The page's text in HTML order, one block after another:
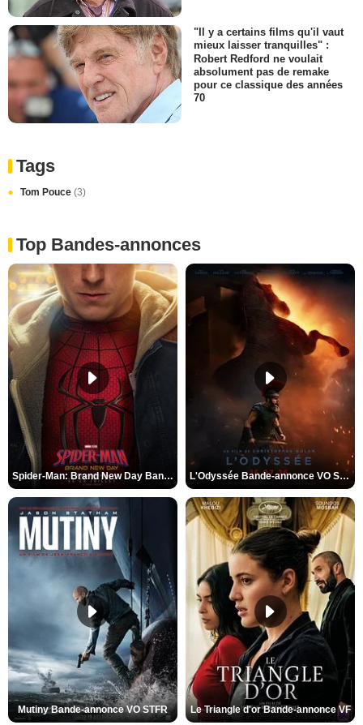
"Il y a certains films qu'il vaut
mieux laisser tranquilles" :
Robert Redford ne voulait
absolument pas de remake
pour ce classique des années
70
Tags
Tom Pouce (3)
Top Bandes-annonces
Spider-Man: Brand New Day Bande-annonce VO STFR L'Odyssée Bande-annonce VO STFR
Mutiny Bande-annonce VO STFR Le Triangle d'or Bande-annonce VF